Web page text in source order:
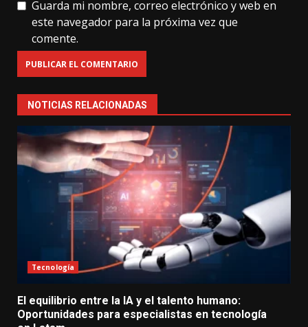
Guarda mi nombre, correo electrónico y web en
este navegador para la próxima vez que
comente.
NOTICIAS RELACIONADAS
Tecnología
El equilibrio entre la IA y el talento humano:
Oportunidades para especialistas en tecnología